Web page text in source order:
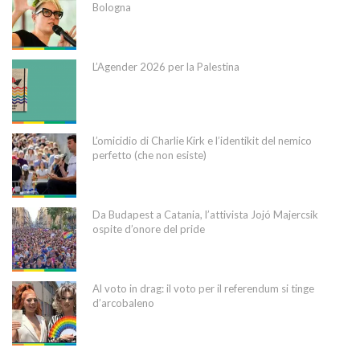
Bologna
L’Agender 2026 per la Palestina
L’omicidio di Charlie Kirk e l’identikit del nemico
perfetto (che non esiste)
Da Budapest a Catania, l’attivista Jojó Majercsik
ospite d’onore del pride
Al voto in drag: il voto per il referendum si tinge
d’arcobaleno